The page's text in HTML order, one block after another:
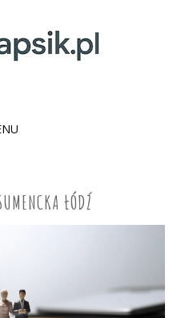
ŁÓDŹ